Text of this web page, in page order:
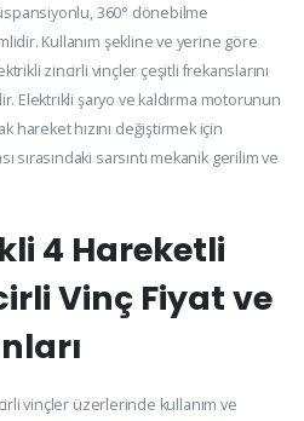
360° dönebilme
Kullanım şekline ve yerine göre
zincirli vinçler çeşitli frekanslarını
Elektrikli şaryo ve kaldırma motorunun
hareket hızını değiştirmek için
sırasındaki sarsıntı mekanik gerilim ve
4 Hareketli
Vinç Fiyat ve
vinçler üzerlerinde kullanım ve